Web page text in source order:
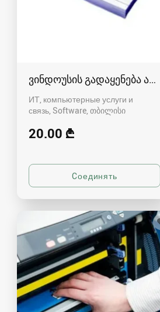
ვინდოუსის გადაყენება
ИТ, компьютерные услуги и
связь, Software თბილისი
20.00 ₾